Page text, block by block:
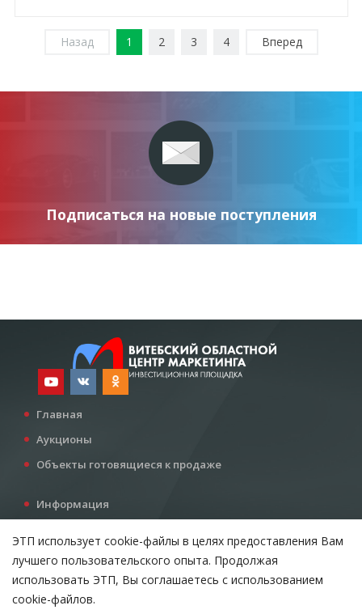
Назад 1 2 3 4 Вперед
Подписаться на новые поступления
Главная
Аукционы
Объекты готовящиеся к продаже
Информация
Все для инвестора
Контакты
ЭТП использует cookie-файлы в целях предоставления Вам
лучшего пользовательского опыта. Продолжая
использовать ЭТП, Вы соглашаетесь с использованием
cookie-файлов.